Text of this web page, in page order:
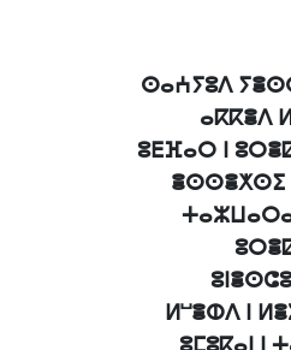
ⵙⴰⵄⵢⵓⴷ
ⴰⴽⴽⴻⴷ
ⵓⴹⴼⴰⵔ ⵏ
ⴻⵙⵙⴻⵅⵙⵉ
ⵜⴰⵣⵡⴰⵔⴰ
ⵍⵯⴻⵀⴷ ⵏ
ⵓⵎⵓⴽⴰⵏ ⵏ